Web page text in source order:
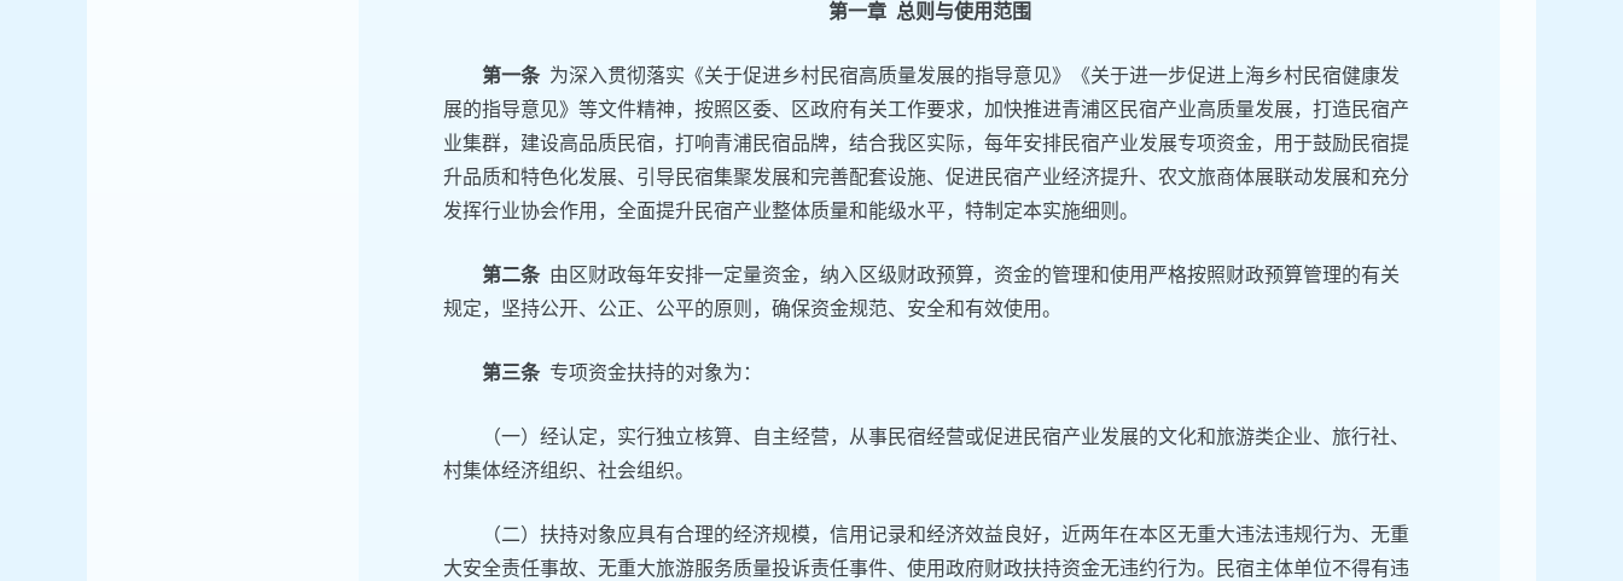
第一章 总则与使用范围
第一条 为深入贯彻落实《关于促进乡村民宿高质量发展的指导意见》《关于进一步促进上海乡村民宿健康发
展的指导意见》等文件精神，按照区委、区政府有关工作要求，加快推进青浦区民宿产业高质量发展，打造民宿产
业集群，建设高品质民宿，打响青浦民宿品牌，结合我区实际，每年安排民宿产业发展专项资金，用于鼓励民宿提
升品质和特色化发展、引导民宿集聚发展和完善配套设施、促进民宿产业经济提升、农文旅商体展联动发展和充分
发挥行业协会作用，全面提升民宿产业整体质量和能级水平，特制定本实施细则。
第二条 由区财政每年安排一定量资金，纳入区级财政预算，资金的管理和使用严格按照财政预算管理的有关
规定，坚持公开、公正、公平的原则，确保资金规范、安全和有效使用。
第三条 专项资金扶持的对象为：
（一）经认定，实行独立核算、自主经营，从事民宿经营或促进民宿产业发展的文化和旅游类企业、旅行社、
村集体经济组织、社会组织。
（二）扶持对象应具有合理的经济规模，信用记录和经济效益良好，近两年在本区无重大违法违规行为、无重
大安全责任事故、无重大旅游服务质量投诉责任事件、使用政府财政扶持资金无违约行为。民宿主体单位不得有违